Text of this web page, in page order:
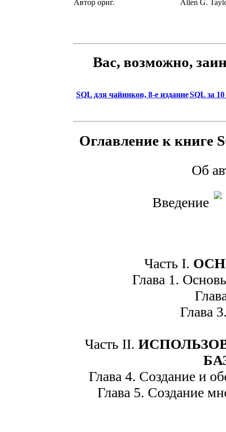
Автор ориг. Allen G.
Вас, возможно,
SQL для чайников, 8-е изданиеSQL за
Оглавление к книге
Об
Введение
Часть I.
Глава 1.
Глава
Часть II.
Глава 4. Создание и
Глава 5. Создание